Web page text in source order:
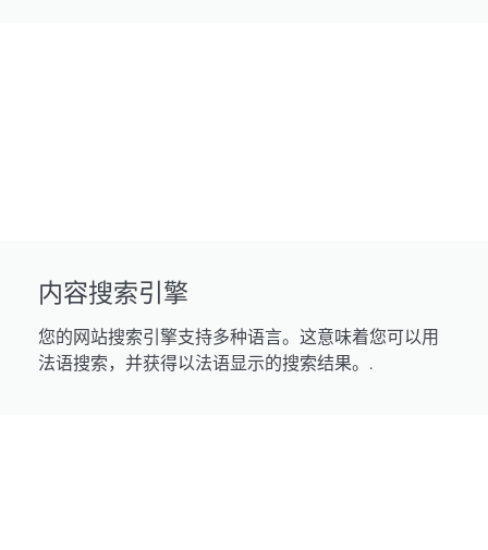
内容搜索引擎
您的网站搜索引擎支持多种语言。这意味着您可以用
法语搜索，并获得以法语显示的搜索结果。.